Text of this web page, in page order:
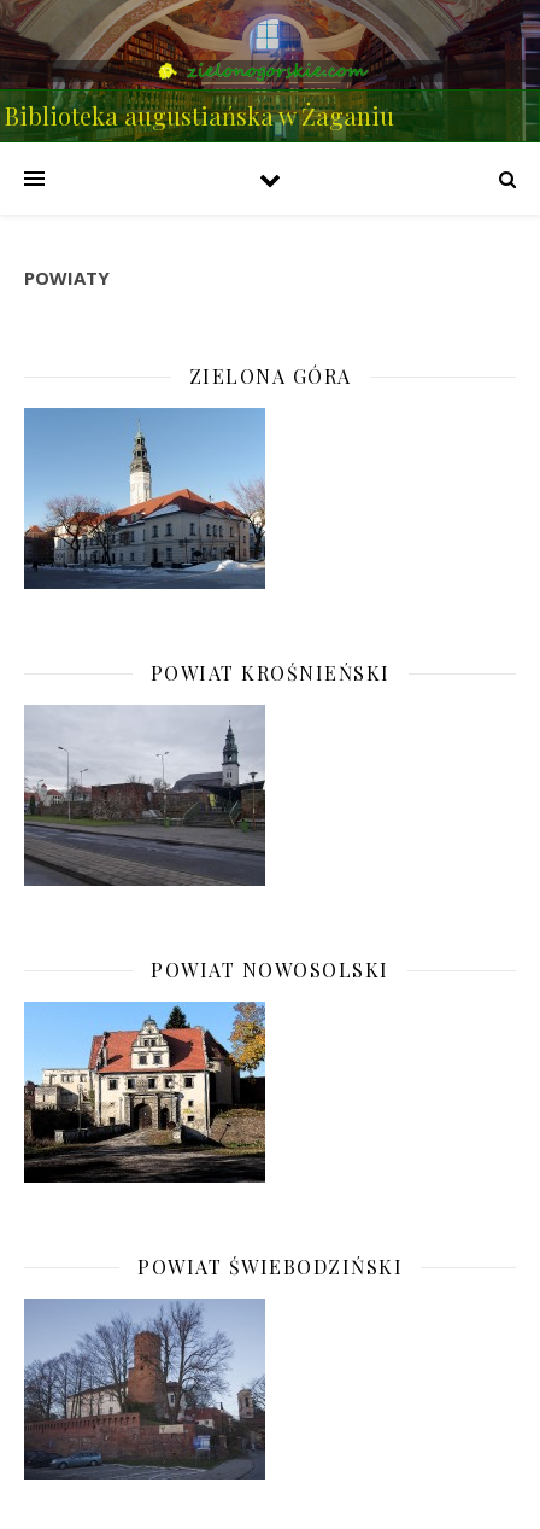
Biblioteka augustiańska w Żaganiu
POWIATY
ZIELONA GÓRA
POWIAT KROŚNIEŃSKI
POWIAT NOWOSOLSKI
POWIAT ŚWIEBODZIŃSKI